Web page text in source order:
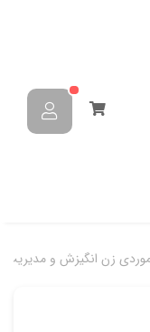
زن انگیزش و مدیریت